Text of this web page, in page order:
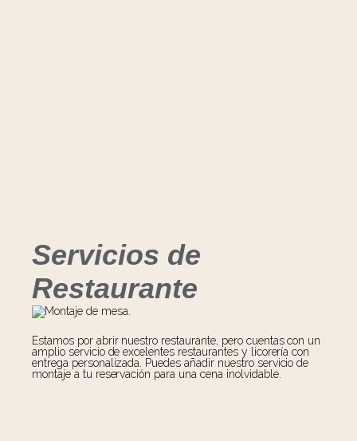
Servicios de
Restaurante
Estamos por abrir nuestro restaurante, pero cuentas con un
amplio servicio de excelentes restaurantes y licorería con
entrega personalizada. Puedes añadir nuestro servicio de
montaje a tu reservación para una cena inolvidable.